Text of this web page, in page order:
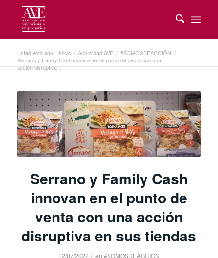
Usted está aquí: Inicio / Actualidad AVE / #SOMOSDEACCIÓN /
Serrano y Family Cash innovan en el punto de venta con una
acción disruptiva ...
Serrano y Family Cash
innovan en el punto de
venta con una acción
disruptiva en sus tiendas
12/07/2022 / en #SOMOSDEACCIÓN